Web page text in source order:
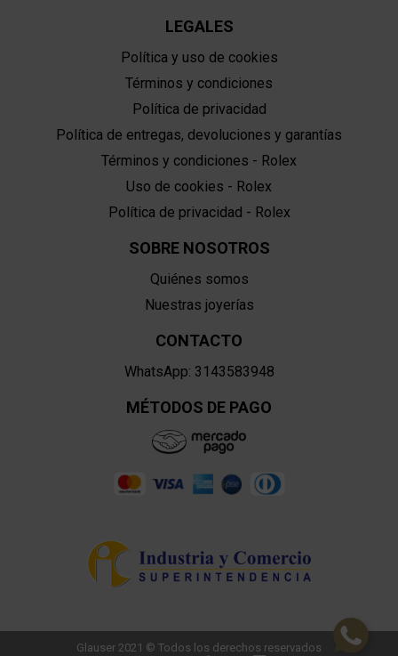
LEGALES
Política y uso de cookies
Términos y condiciones
Política de privacidad
Política de entregas, devoluciones y garantías
Términos y condiciones - Rolex
Uso de cookies - Rolex
Política de privacidad - Rolex
SOBRE NOSOTROS
Quiénes somos
Nuestras joyerías
CONTACTO
WhatsApp: 3143583948
MÉTODOS DE PAGO
Glauser 2021 © Todos los derechos reservados